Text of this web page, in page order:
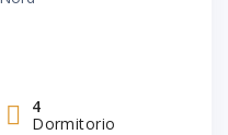
4
Dormitorio